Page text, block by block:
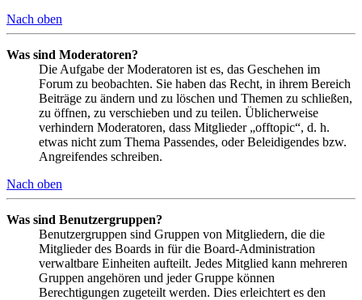
Nach oben
Was sind Moderatoren?
Die Aufgabe der Moderatoren ist es, das Geschehen im
Forum zu beobachten. Sie haben das Recht, in ihrem Bereich
Beiträge zu ändern und zu löschen und Themen zu schließen,
zu öffnen, zu verschieben und zu teilen. Üblicherweise
verhindern Moderatoren, dass Mitglieder „offtopic“, d. h.
etwas nicht zum Thema Passendes, oder Beleidigendes bzw.
Angreifendes schreiben.
Nach oben
Was sind Benutzergruppen?
Benutzergruppen sind Gruppen von Mitgliedern, die die
Mitglieder des Boards in für die Board-Administration
verwaltbare Einheiten aufteilt. Jedes Mitglied kann mehreren
Gruppen angehören und jeder Gruppe können
Berechtigungen zugeteilt werden. Dies erleichtert es den